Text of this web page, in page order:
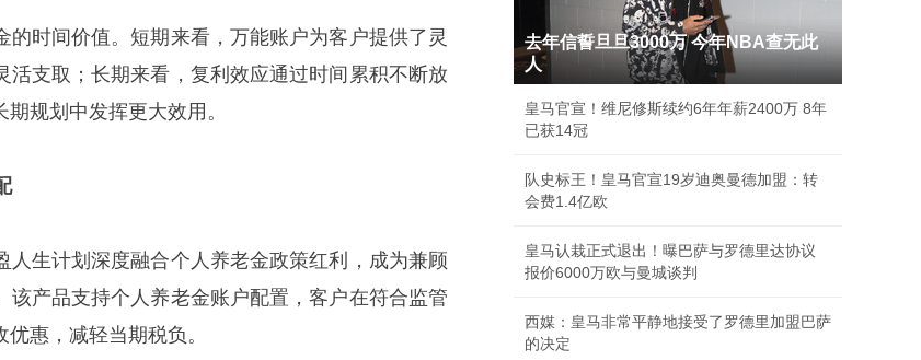
时间价值。短期来看，万能账户为客户提供了灵
活支取；长期来看，复利效应通过时间累积不断放
规划中发挥更大效用。
人生计划深度融合个人养老金政策红利，成为兼顾
该产品支持个人养老金账户配置，客户在符合监管
惠，减轻当期税负。
去年信誓旦旦3000万 今年NBA查无此
人
皇马官宣！维尼修斯续约6年年薪2400万 8年
已获14冠
队史标王！皇马官宣19岁迪奥曼德加盟：转
会费1.4亿欧
皇马认栽正式退出！曝巴萨与罗德里达协议
报价6000万欧与曼城谈判
西媒：皇马非常平静地接受了罗德里加盟巴萨
的决定